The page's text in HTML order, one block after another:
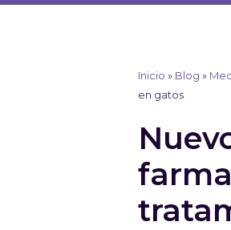
Ir
Inicio » Blog »
en gatos